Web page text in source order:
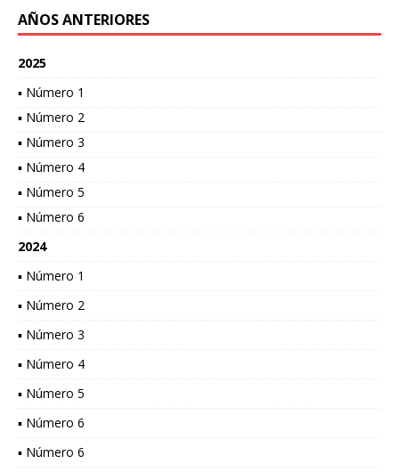
AÑOS ANTERIORES
2025
▪ Número 1
▪ Número 2
▪ Número 3
▪ Número 4
▪ Número 5
▪ Número 6
2024
▪ Número 1
▪ Número 2
▪ Número 3
▪ Número 4
▪ Número 5
▪ Número 6
▪ Número 6